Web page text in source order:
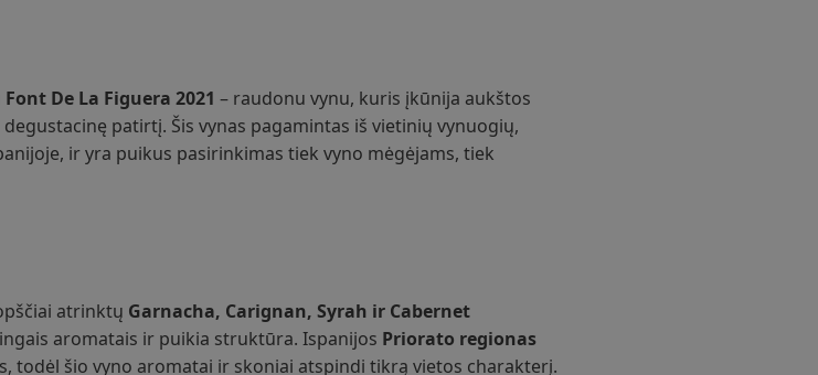
Font De La Figuera 2021 – raudonu vynu, kuris įkūnija aukštos
patirtį. Šis vynas pagamintas iš vietinių vynuogių,
ir yra puikus pasirinkimas tiek vyno mėgėjams, tiek
atrinktų Garnacha, Carignan, Syrah ir Cabernet
aromatais ir puikia struktūra. Ispanijos Priorato regionas
todėl šio vyno aromatai ir skoniai atspindi tikrą vietos charakterį.